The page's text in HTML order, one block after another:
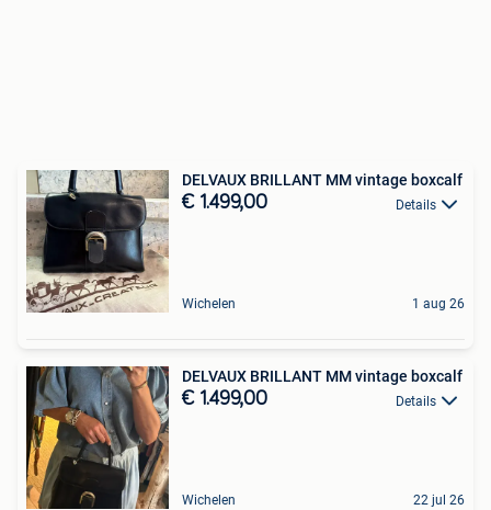
DELVAUX BRILLANT MM vintage boxcalf
€ 1.499,00 Details
Wichelen 1 aug 26
DELVAUX BRILLANT MM vintage boxcalf
€ 1.499,00 Details
Wichelen 22 jul 26